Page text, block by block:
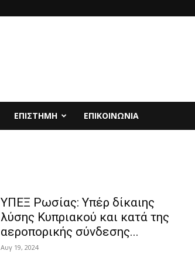
ΕΠΙΣΤΗΜΗ ΕΠΙΚΟΙΝΩΝΙΑ
ΥΠΕΞ Ρωσίας: Υπέρ δίκαιης
λύσης Κυπριακού και κατά της
αεροπορικής σύνδεσης...
Αυγ 19, 2024